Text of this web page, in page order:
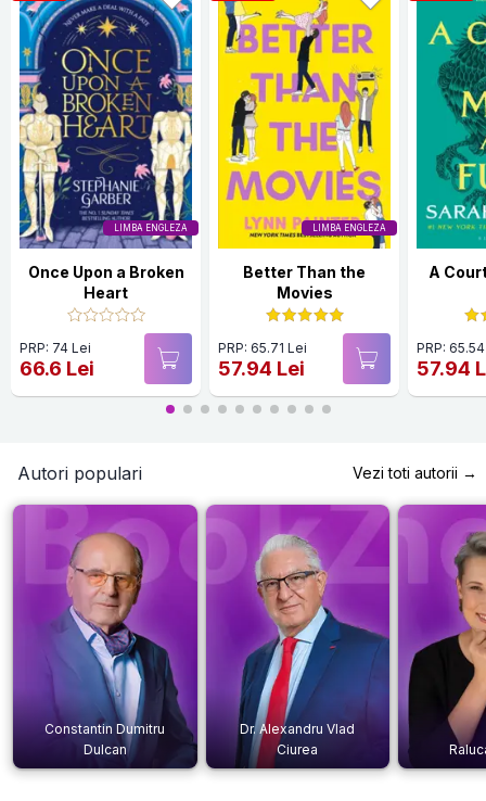
LIMBA ENGLEZA
Once Upon a Broken
Heart
PRP: 74 Lei
66.6 Lei
LIMBA ENGLEZA
Better Than the
Movies
PRP: 65.71 Lei
57.94 Lei
A
PRP:
57.94
Autori populari Vezi toti autorii →
Constantin Dumitru
Dulcan
Dr. Alexandru Vlad
Ciurea